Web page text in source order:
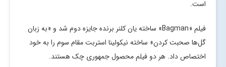
است.
فیلم «Bagman» ساخته یان کلنر برنده جایزه دوم شد و «به زبان
گل‌ها صحبت کردن» ساخته نیکولینا استربت مقام سوم را به خود
اختصاص داد. هر دو فیلم محصول جمهوری چک هستند.